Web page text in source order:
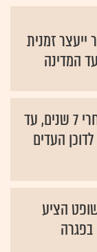
זמנית
המדינה
פרשת רונאל פישר: אחרי 7 שנים, עד
העדים
הציע